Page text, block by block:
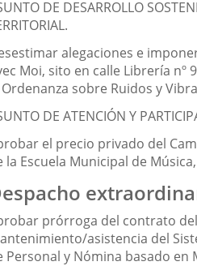
DE DESARROLLO
alegaciones e
Moi, sito en calle Librería nº
sobre Ruidos y
DE ATENCIÓN Y
el precio privado del
la Escuela Municipal de
prórroga del contrato
asistencia del
Personal y Nómina basado en